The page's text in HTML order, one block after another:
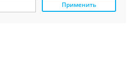
Применить